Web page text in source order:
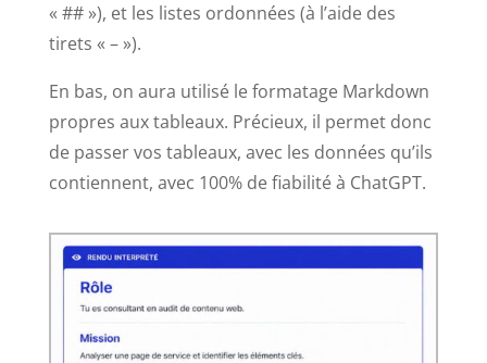
« ## »), et les listes ordonnées (à l’aide des
tirets « – »).
En bas, on aura utilisé le formatage Markdown
propres aux tableaux. Précieux, il permet donc
de passer vos tableaux, avec les données qu’ils
contiennent, avec 100% de fiabilité à ChatGPT.